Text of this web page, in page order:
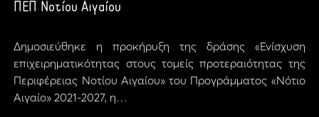
ΠΕΠ Νοτίου Αιγαίου
Δημοσιεύθηκε η προκήρυξη της δράσης «Ενίσχυση
επιχειρηματικότητας στους τομείς προτεραιότητας της
Περιφέρειας Νοτίου Αιγαίου» του Προγράμματος «Νότιο
Αιγαίο» 2021-2027, η…